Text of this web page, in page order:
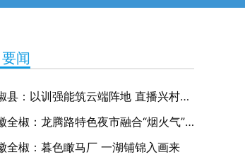
闻
全椒县：以训强能筑云端阵地 直播兴村绘和美画卷
安徽全椒：龙腾路特色夜市融合“烟火气”与“文明风”
全椒：暮色瞰马厂 一湖铺锦入画来